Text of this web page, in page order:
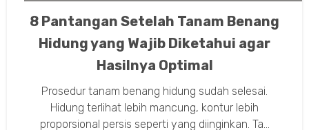
8 Pantangan Setelah Tanam Benang
Hidung yang Wajib Diketahui agar
Hasilnya Optimal
Prosedur tanam benang hidung sudah selesai.
Hidung terlihat lebih mancung, kontur lebih
proporsional persis seperti yang diinginkan. Ta...